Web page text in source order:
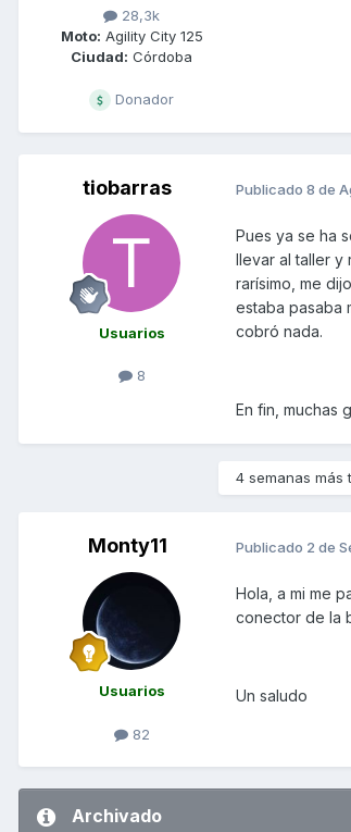
28,3k
Moto: Agility City 125
Ciudad: Córdoba
Donador
tiobarras
Usuarios
8
Publicado 8 de
Pues ya se ha
llevar al taller
rarísimo, me
estaba pasaba
cobró nada.
En fin, muchas
4 semanas más
Monty11
Usuarios
82
Publicado 2 de
Hola, a mi me
conector de la
Un saludo
Archivado